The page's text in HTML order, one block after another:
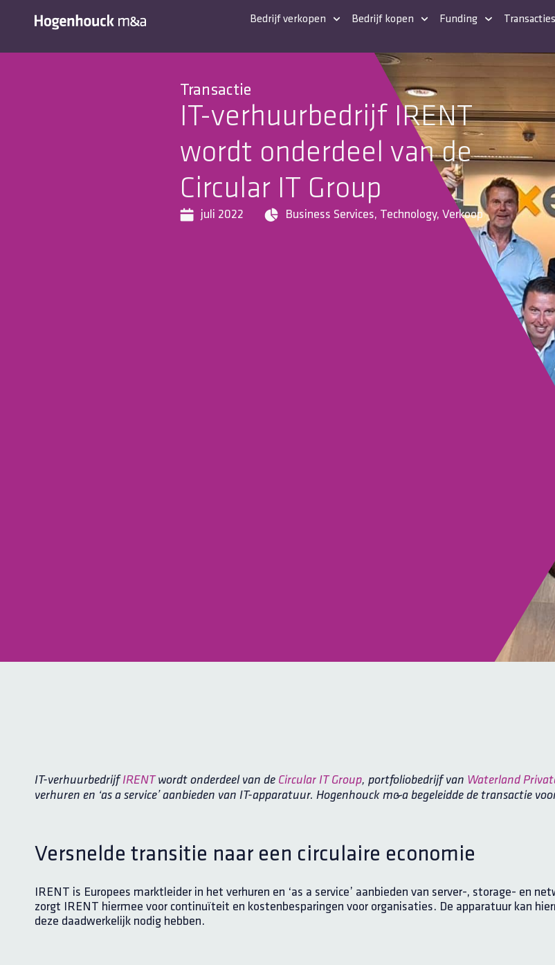
Bedrijf verkopen Bedrijf kopen Funding Transacties
Transactie
IT-verhuurbedrijf IRENT
wordt onderdeel van de
Circular IT Group
juli 2022 Business Services, Technology, Verkoop
IT-verhuurbedrijfIRENTwordt onderdeel van de Circular IT Group, portfoliobedrijf van Waterland
verhuren en ‘as a service’ aanbieden van IT-apparatuur. Hogenhouck m&a begeleidde de transactie
Versnelde transitie naar een circulaire economie
IRENT is Europees marktleider in het verhuren en ‘as a service’ aanbieden van server-, storage- en
zorgt IRENT hiermee voor continuïteit en kostenbesparingen voor organisaties. De apparatuur kan
deze daadwerkelijk nodig hebben.